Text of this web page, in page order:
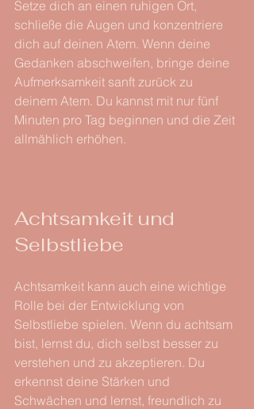
Setze dich an einen ruhigen Ort,
schließe die Augen und konzentriere
dich auf deinen Atem. Wenn deine
Gedanken abschweifen, bringe deine
Aufmerksamkeit sanft zurück zu
deinem Atem. Du kannst mit nur fünf
Minuten pro Tag beginnen und die Zeit
allmählich erhöhen.
Achtsamkeit und
Selbstliebe
Achtsamkeit kann auch eine wichtige
Rolle bei der Entwicklung von
Selbstliebe spielen. Wenn du achtsam
bist, lernst du, dich selbst besser zu
verstehen und zu akzeptieren. Du
erkennst deine Stärken und
Schwächen und lernst, freundlich zu